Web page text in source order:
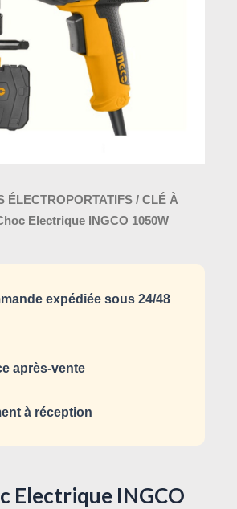
ÉLECTROPORTATIFS / CLÉ À
Electrique INGCO 1050W
expédiée sous 24/48
après-vente
à réception
Electrique INGCO